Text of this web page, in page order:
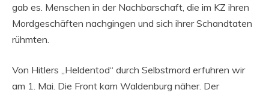
gab es. Menschen in der Nachbarschaft, die im KZ ihren
Mordgeschäften nachgingen und sich ihrer Schandtaten
rühmten.
Von Hitlers „Heldentod“ durch Selbstmord erfuhren wir
am 1. Mai. Die Front kam Waldenburg näher. Der